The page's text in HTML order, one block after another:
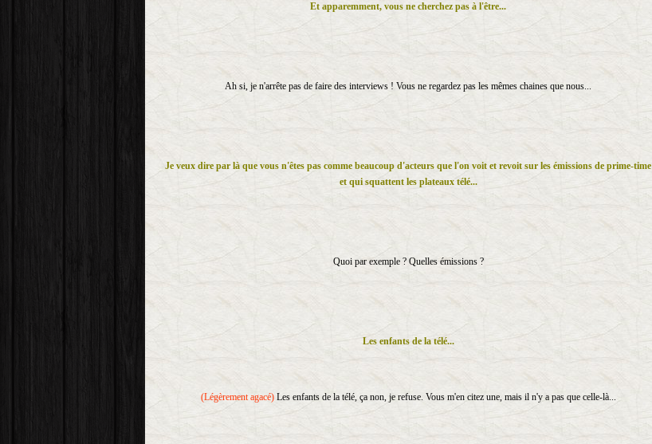
Et apparemment, vous ne cherchez pas à l'être...
Ah si, je n'arrête pas de faire des interviews ! Vous ne regardez pas les mêmes chaines que nous...
Je veux dire par là que vous n'êtes pas comme beaucoup d'acteurs que l'on voit et revoit sur les émissions de prime-time
et qui squattent les plateaux télé...
Quoi par exemple ? Quelles émissions ?
Les enfants de la télé...
(Légèrement agacé)Les enfants de la télé, ça non, je refuse. Vous m'en citez une, mais il n'y a pas que celle-là...